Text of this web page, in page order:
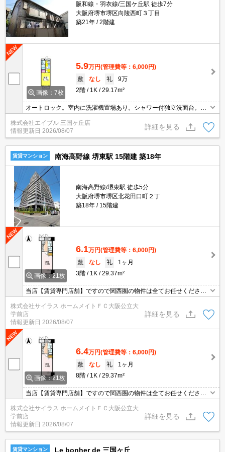
阪和線・羽衣線/三国ケ丘駅 徒歩7分
大阪府堺市堺区向陵西町３丁目
築21年
2階建
画像：7枚
5.9万円(管理費等：6,000円)
敷
なし 礼
9万
2階
1K 29.17m²
オートロック。室内に洗濯機置場あり。シャワー付独立洗面台。最
上階。保証会社加入要（初回35,000円）。
株式会社エイブル 三国ヶ丘店
情報更新日 2026/08/07
詳細を見る
賃貸マンション 南海高野線 堺東駅 15階建 築18年
南海高野線/堺東駅 徒歩5分
大阪府堺市堺区北花田口町２丁
築18年
15階建
画像：21枚
6.1万円(管理費等：6,000円)
敷
なし 礼
1ヶ月
3階
1K 29.37m²
当店【賃貸専門店舗】ですので関西圏の物件は全てお任せくださ
い！どこにある物件でも当店までお気軽にお問い合わせくださいま
せ♪初期費用がご心配な方はクレジット決済が可能ですので安心して
お部屋探し頂けます。
株式会社サイラス ホームメイトＦＣ大阪公立大
学前店
情報更新日 2026/08/07
詳細を見る
画像：21枚
6.4万円(管理費等：6,000円)
敷
なし 礼
1ヶ月
8階
1K 29.37m²
当店【賃貸専門店舗】ですので関西圏の物件は全てお任せくださ
い！どこにある物件でも当店までお気軽にお問い合わせくださいま
せ♪初期費用がご心配な方はクレジット決済が可能ですので安心して
お部屋探し頂けます。
株式会社サイラス ホームメイトＦＣ大阪公立大
学前店
情報更新日 2026/08/07
詳細を見る
賃貸マンション Le bonher de 三国ヶ丘